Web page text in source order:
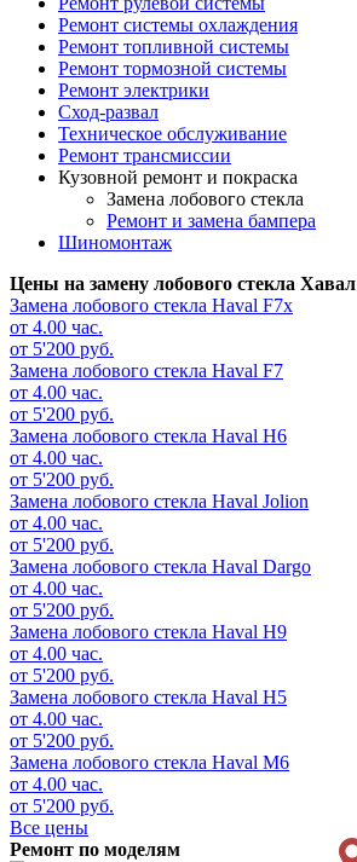
Ремонт системы охлаждения
Ремонт топливной системы
Ремонт тормозной системы
Ремонт электрики
Сход-развал
Техническое обслуживание
Ремонт трансмиссии
Кузовной ремонт и покраска
Замена лобового стекла
Ремонт и замена бампера
Шиномонтаж
Цены на замену лобового стекла Хавал
Замена лобового стекла Haval F7x
от 4.00 час.
от 5'200 руб.
Замена лобового стекла Haval F7
от 4.00 час.
от 5'200 руб.
Замена лобового стекла Haval H6
от 4.00 час.
от 5'200 руб.
Замена лобового стекла Haval Jolion
от 4.00 час.
от 5'200 руб.
Замена лобового стекла Haval Dargo
от 4.00 час.
от 5'200 руб.
Замена лобового стекла Haval H9
от 4.00 час.
от 5'200 руб.
Замена лобового стекла Haval H5
от 4.00 час.
от 5'200 руб.
Замена лобового стекла Haval M6
от 4.00 час.
от 5'200 руб.
Все цены
Ремонт по моделям